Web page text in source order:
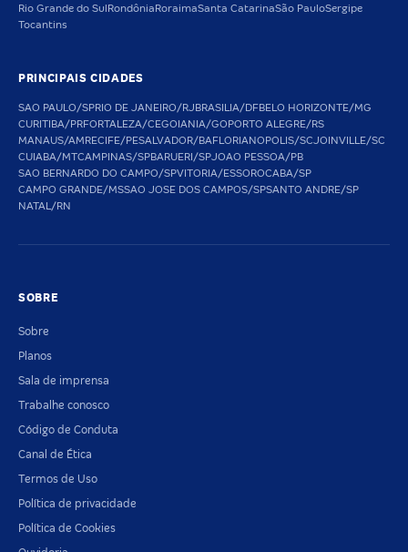
Rio Grande do Sul Rondônia RoraimaSanta CatarinaSão PauloSergipe
Tocantins
PRINCIPAIS CIDADES
SAO PAULO/SPRIO DE JANEIRO/RJBRASILIA/DFBELO HORIZONTE/MG
CURITIBA/PRFORTALEZA/CEGOIANIA/GOPORTO ALEGRE/RS
MANAUS/AMRECIFE/PESALVADOR/BAFLORIANOPOLIS/SCJOINVILLE/SC
CUIABA/MTCAMPINAS/SPBARUERI/SPJOAO PESSOA/PB
SAO BERNARDO DO CAMPO/SPVITORIA/ESSOROCABA/SP
CAMPO GRANDE/MSSAO JOSE DOS CAMPOS/SPSANTO ANDRE/SP
NATAL/RN
SOBRE
Sobre
Planos
Sala de imprensa
Trabalhe conosco
Código de Conduta
Canal de Ética
Termos de Uso
Política de privacidade
Política de Cookies